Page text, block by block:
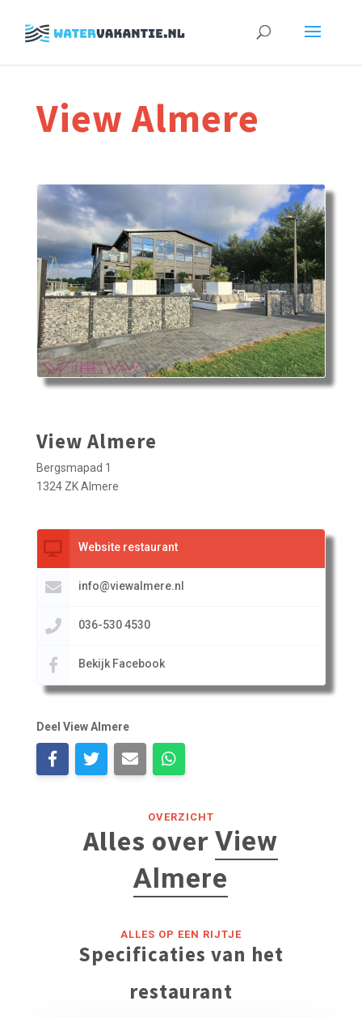
Zoeken
View Almere
View Almere
Bergsmapad 1
1324 ZK Almere
Website restaurant
info@viewalmere.nl
036-530 4530
Bekijk Facebook
Deel View Almere
OVERZICHT
Alles overView
Almere
ALLES OP EEN RIJTJE
Specificaties van het
restaurant